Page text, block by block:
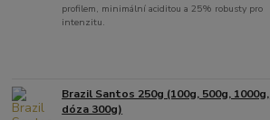
profilem, minimální aciditou a 25% robusty pro
intenzitu.
Brazil Santos 250g (100g, 500g, 1000g,
dóza 300g)